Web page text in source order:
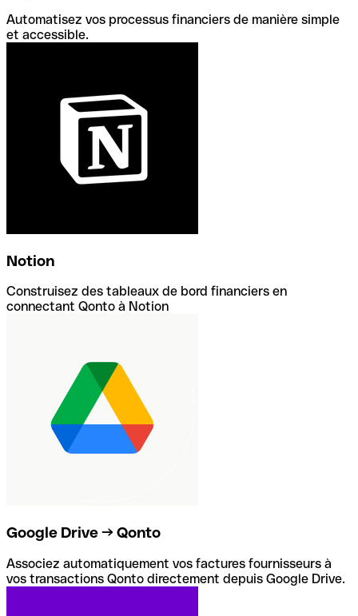
Automatisez vos processus financiers de manière simple
et accessible.
Notion
Construisez des tableaux de bord financiers en
connectant Qonto à Notion
Google Drive → Qonto
Associez automatiquement vos factures fournisseurs à
vos transactions Qonto directement depuis Google Drive.